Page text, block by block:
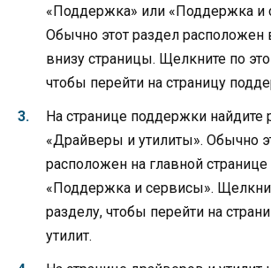
«Поддержка» или «Поддержка и
Обычно этот раздел расположен
внизу страницы. Щелкните по
чтобы перейти на страницу
На странице поддержки найдите
«Драйверы и утилиты». Обычно
расположен на главной
«Поддержка и сервисы».
разделу, чтобы перейти на
утилит.